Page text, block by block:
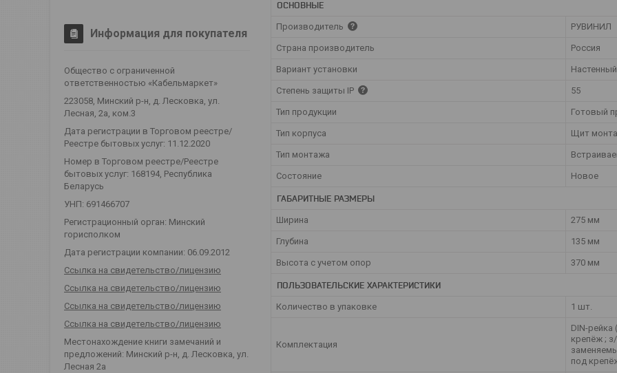
ОСНОВНЫЕ
Производитель РУВИНИЛ
Страна производитель Россия
Вариант установки Настенный
Степень защиты IP 55
Тип продукции Готовый
Тип корпуса Щит
Тип монтажа
Состояние Новое
ГАБАРИТНЫЕ РАЗМЕРЫ
Ширина 275 мм
Глубина 135 мм
Высота с учетом опор 370 мм
ПОЛЬЗОВАТЕЛЬСКИЕ ХАРАКТЕРИСТИКИ
Количество в упаковке 1 шт.
Комплектация
DIN-
крепёж ;
под
Информация для покупателя
Общество с ограниченной
ответственностью «Кабельмаркет»
223058, Минский р-н, д. Лесковка, ул.
Лесная, 2а, ком.3
Дата регистрации в Торговом реестре/
Реестре бытовых услуг: 11.12.2020
Номер в Торговом реестре/Реестре
бытовых услуг: 168194, Республика
Беларусь
УНП: 691466707
Регистрационный орган: Минский
горисполком
Дата регистрации компании: 06.09.2012
Ссылка на свидетельство/лицензию
Ссылка на свидетельство/лицензию
Ссылка на свидетельство/лицензию
Ссылка на свидетельство/лицензию
Местонахождение книги замечаний и
предложений: Минский р-н, д. Лесковка, ул.
Лесная 2а